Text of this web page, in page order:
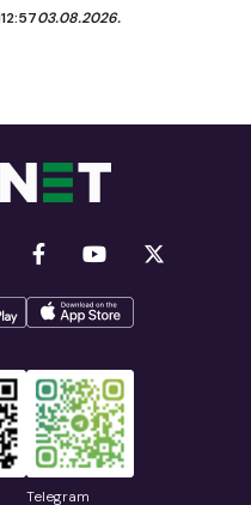
12:5703.08.2026.
Telegram